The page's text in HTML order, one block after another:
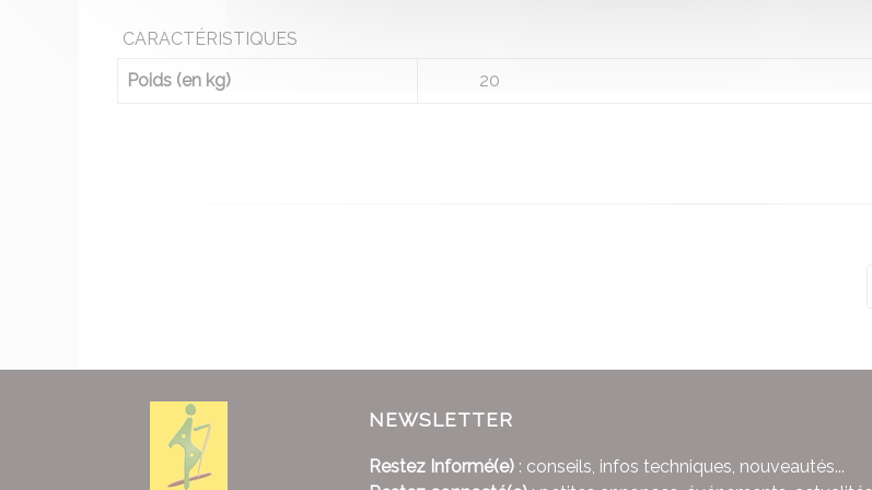
CARACTÉRISTIQUES
Poids (en kg)
20
NEWSLETTER
Restez Informé(e) : conseils, infos techniques, nouveautés...